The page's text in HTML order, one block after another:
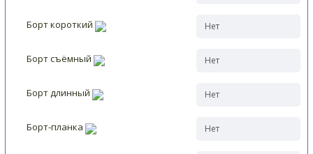
Борт короткий
Борт съёмный
Борт длинный
Борт-планка